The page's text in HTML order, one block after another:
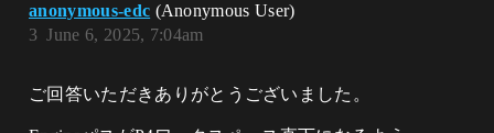
anonymous-edc (Anonymous User)
June 6, 2025, 7:04am
3
ご回答いただきありがとうございました。